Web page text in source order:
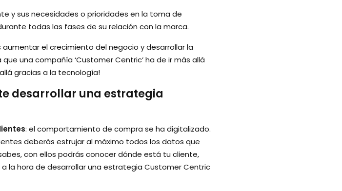
y sus necesidades o prioridades en la toma de
todas las fases de su relación con la marca.
aumentar el crecimiento del negocio y desarrollar la
una compañía ‘Customer Centric’ ha de ir más allá
gracias a la tecnología!
desarrollar una estrategia
: el comportamiento de compra se ha digitalizado.
deberás estrujar al máximo todos los datos que
con ellos podrás conocer dónde está tu cliente,
la hora de desarrollar una estrategia Customer Centric